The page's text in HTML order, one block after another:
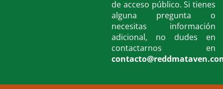
de acceso público. Si tienes
alguna pregunta o
necesitas información
adicional, no dudes en
contactarnos en